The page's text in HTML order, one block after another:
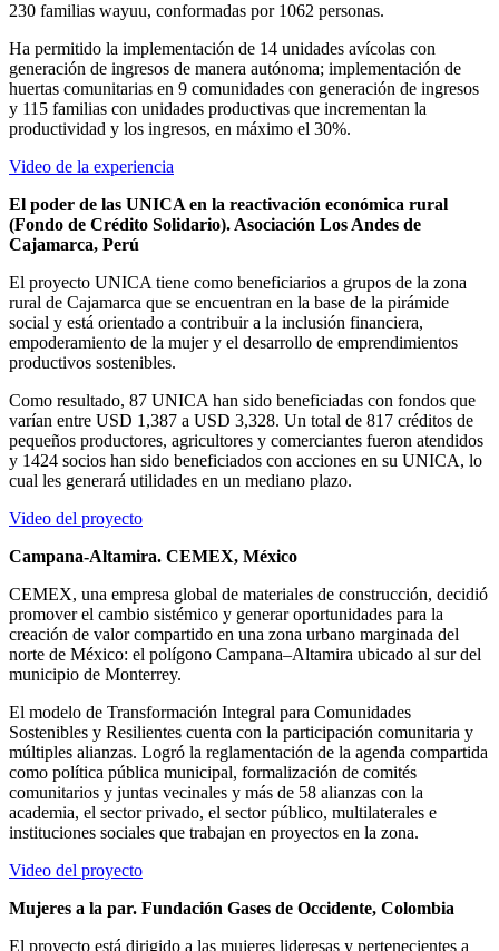
230 familias wayuu, conformadas por 1062 personas.
Ha permitido la implementación de 14 unidades avícolas con
generación de ingresos de manera autónoma; implementación de
huertas comunitarias en 9 comunidades con generación de ingresos
y 115 familias con unidades productivas que incrementan la
productividad y los ingresos, en máximo el 30%.
Video de la experiencia
El poder de las UNICA en la reactivación económica rural
(Fondo de Crédito Solidario). Asociación Los Andes de
Cajamarca, Perú
El proyecto UNICA tiene como beneficiarios a grupos de la zona
rural de Cajamarca que se encuentran en la base de la pirámide
social y está orientado a contribuir a la inclusión financiera,
empoderamiento de la mujer y el desarrollo de emprendimientos
productivos sostenibles.
Como resultado, 87 UNICA han sido beneficiadas con fondos que
varían entre USD 1,387 a USD 3,328. Un total de 817 créditos de
pequeños productores, agricultores y comerciantes fueron atendidos
y 1424 socios han sido beneficiados con acciones en su UNICA, lo
cual les generará utilidades en un mediano plazo.
Video del proyecto
Campana-Altamira. CEMEX, México
CEMEX, una empresa global de materiales de construcción, decidió
promover el cambio sistémico y generar oportunidades para la
creación de valor compartido en una zona urbano marginada del
norte de México: el polígono Campana–Altamira ubicado al sur del
municipio de Monterrey.
El modelo de Transformación Integral para Comunidades
Sostenibles y Resilientes cuenta con la participación comunitaria y
múltiples alianzas. Logró la reglamentación de la agenda compartida
como política pública municipal, formalización de comités
comunitarios y juntas vecinales y más de 58 alianzas con la
academia, el sector privado, el sector público, multilaterales e
instituciones sociales que trabajan en proyectos en la zona.
Video del proyecto
Mujeres a la par. Fundación Gases de Occidente, Colombia
El proyecto está dirigido a las mujeres lideresas y pertenecientes a